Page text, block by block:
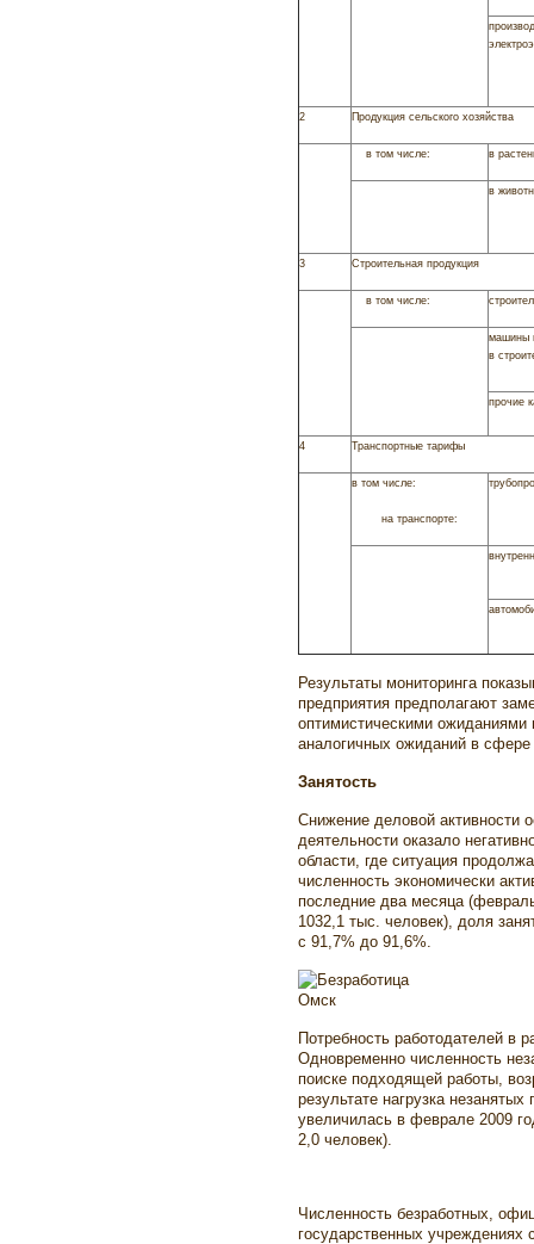
2 Продукция сельского хозяйства
в том числе: в
в
3 Строительная продукция
в том числе:
машины
в
прочие
4 Транспортные тарифы
в том числе:
на транспорте:
Результаты мониторинга
предприятия предполагают
оптимистическими ожиданиями
аналогичных ожиданий в сфере
Занятость
Снижение деловой активности
деятельности оказало
области, где ситуация
численность экономически
последние два месяца
1032,1 тыс. человек), доля
с 91,7% до 91,6%.
Потребность работодателей в
Одновременно численность
поиске подходящей работы,
результате нагрузка
увеличилась в феврале 2009
2,0 человек).
Численность безработных,
государственных учреждениях